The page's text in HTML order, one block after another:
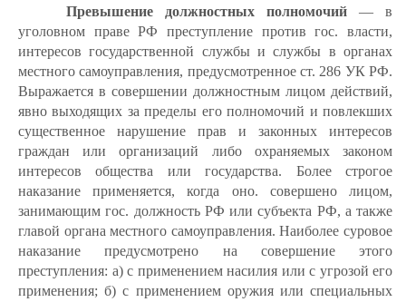
Превышение должностных полномочий— в
уголовном праве РФ преступление против гос. власти,
интересов государственной службы и службы в органах
местного самоуправления, предусмотренное ст. 286 УК РФ.
Выражается в совершении должностным лицом действий,
явно выходящих за пределы его полномочий и повлекших
существенное нарушение прав и законных интересов
граждан или организаций либо охраняемых законом
интересов общества или государства. Более строгое
наказание применяется, когда оно. совершено лицом,
занимающим гос. должность РФ или субъекта РФ, а также
главой органа местного самоуправления. Наиболее суровое
наказание предусмотрено на совершение этого
преступления: а) с применением насилия или с угрозой его
применения; б) с применением оружия или специальных